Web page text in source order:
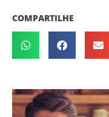
COMPARTILHE